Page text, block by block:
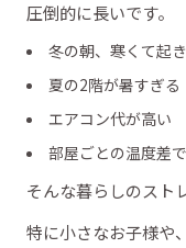
圧倒的に長いです。
冬の朝、寒くて起
夏の2階が暑すぎる
エアコン代が高い
部屋ごとの温度差
そんな暮らしのスト
特に小さなお子様や